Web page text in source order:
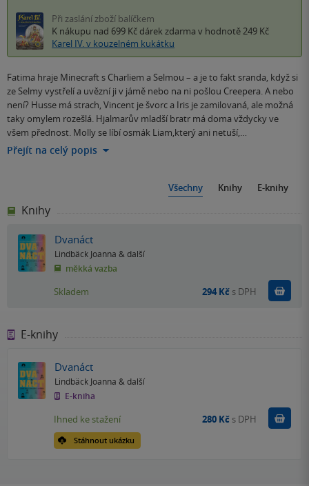
Při zaslání zboží balíčkem
K nákupu nad 699 Kč dárek zdarma v hodnotě 249 Kč
Karel IV. v kouzelném kukátku
Fatima hraje Minecraft s Charliem a Selmou – a je to fakt sranda, když si
ze Selmy vystřelí a uvězní ji v jámě nebo na ni pošlou Creepera. A nebo
není? Husse má strach, Vincent je švorc a Iris je zamilovaná, ale možná
taky omylem rozešlá. Hjalmarův mladší bratr má doma vždycky ve
všem přednost. Molly se líbí osmák Liam,který ani netuší,…
Přejít na celý popis
Všechny Knihy E-knihy
Knihy
Dvanáct
Lindbäck Joanna & další
měkká vazba
Skladem 294 Kč s DPH
E-knihy
Dvanáct
Lindbäck Joanna & další
E-kniha
Stáhnout ukázku
Ihned ke stažení 280 Kč s DPH Koupit